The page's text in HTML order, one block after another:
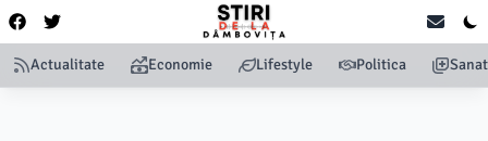
Actualitate Economie Lifestyle Politica